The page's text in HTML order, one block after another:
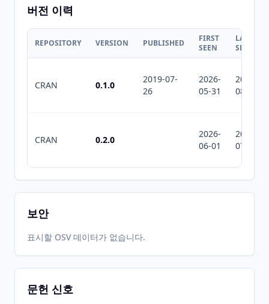
버전 이력
REPOSITORY VERSION PUBLISHED
FIRST
SEEN
LAST
SEEN
CRAN 0.1.0
2019-07-
26
2026-
05-31
2026-
08-08
CRAN 0.2.0
2026-
06-01
2026-
07-10
보안
표시할 OSV 데이터가 없습니다.
문헌 신호